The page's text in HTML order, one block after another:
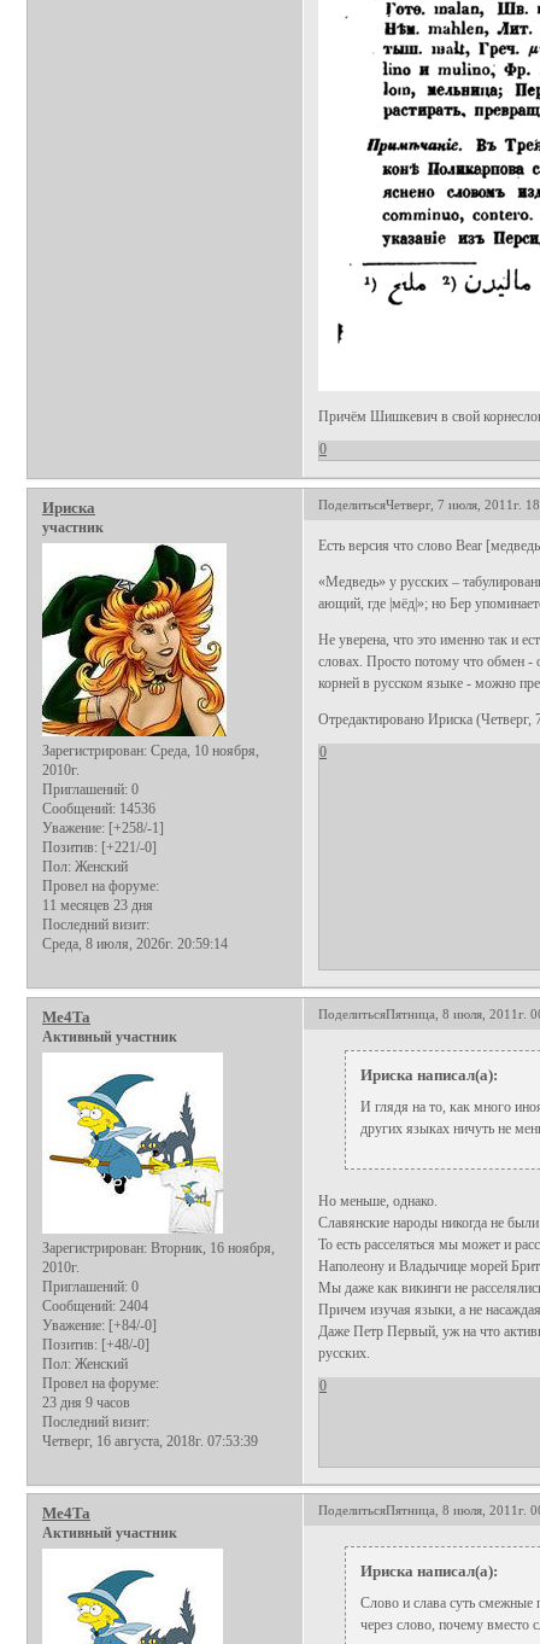
Причём Шишкевич в свой
0
ПоделитьсяЧетверг, 7 июля, 2011г.
Ириска
участник
Зарегистрирован: Среда, 10 ноября,
2010г.
Приглашений: 0
Сообщений: 14536
Уважение: [+258/-1]
Позитив: [+221/-0]
Пол: Женский
Провел на форуме:
11 месяцев 23 дня
Последний визит:
Среда, 8 июля, 2026г. 20:59:14
Есть версия что слово Bear
«Медведь» у русских –
ающий, где |мёд|»; но Бер
Не уверена, что это именно так и
словах. Просто потому что обмен -
корней в русском языке - можно
Отредактировано Ириска
0
ПоделитьсяПятница, 8 июля, 2011г.
Me4Ta
Активный участник
Зарегистрирован: Вторник, 16 ноября,
2010г.
Приглашений: 0
Сообщений: 2404
Уважение: [+84/-0]
Позитив: [+48/-0]
Пол: Женский
Провел на форуме:
23 дня 9 часов
Последний визит:
Четверг, 16 августа, 2018г. 07:53:39
Ириска написал(а):
И глядя на то, как много
других языках ничуть не
Но меньше, однако.
Славянские народы никогда не
То есть расселяться мы может и
Наполеону и Владычице морей
Мы даже как викинги не
Причем изучая языки, а не
Даже Петр Первый, уж на что
русских.
0
ПоделитьсяПятница, 8 июля, 2011г.
Me4Ta
Активный участник
Ириска написал(а):
Слово и слава суть смежные
через слово, почему вместо